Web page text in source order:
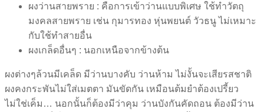
ผงว่านสายพราย : คือการเข้าว่านแบบพิเศษ ใช้ทำวัตถุ
มงคลสายพราย เช่น กุมารทอง หุ่นพยนต์ วัวธนู ไม่เหมาะ
กับใช้ทำสายอื่น
ผงเกล็ดอื่นๆ : นอกเหนือจากข้างต้น
ผงต่างๆล้วนมีเคล็ด มีว่านบางคับ ว่านห้าม ไม่งั้นจะเสียรสชาติ
ผงคงกระพันไม่ใส่เมตตา มันขัดกัน เหมือนต้มยำต้องเปรี้ยว
ไม่ใช่เค็ม… นอกนั้นก็ต้องมีว่าคุม ว่านบังกันคัดถอน ต้องมีว่าน